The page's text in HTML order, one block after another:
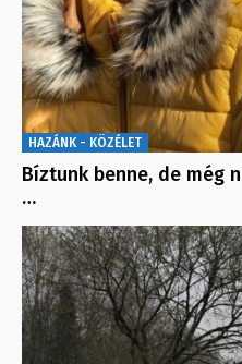
HAZÁNK - KÖZÉLET
Bíztunk benne, de még
…